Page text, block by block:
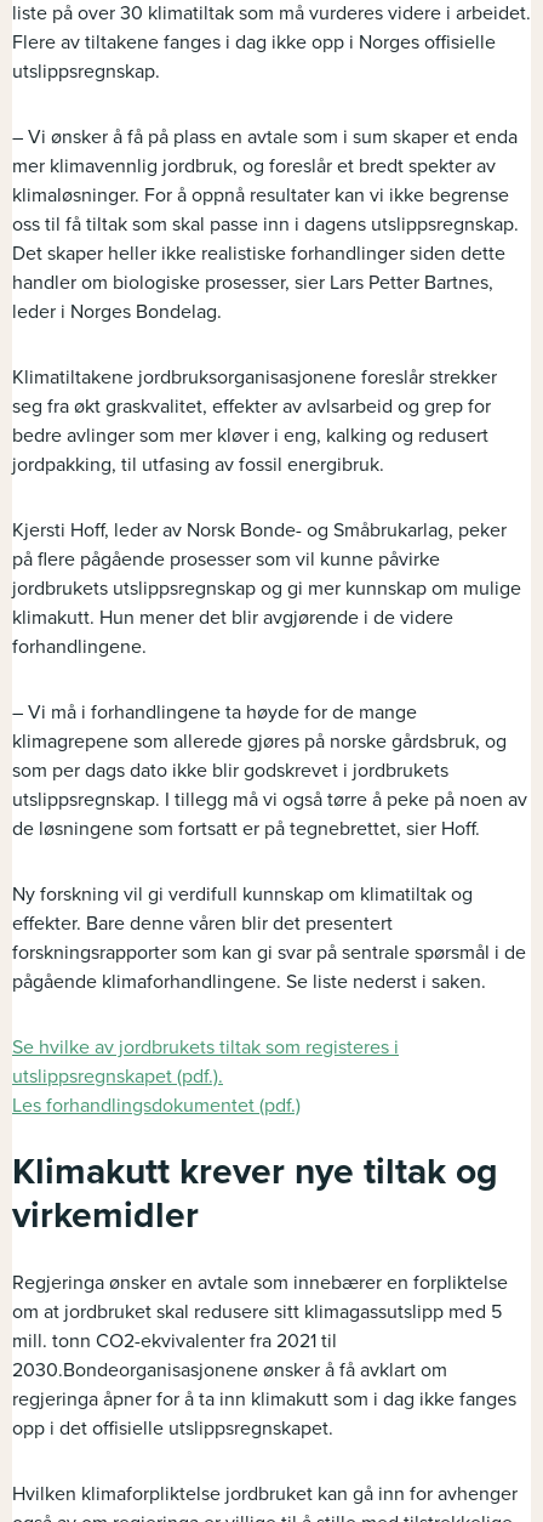
liste på over 30 klimatiltak som må vurderes videre i arbeidet.
Flere av tiltakene fanges i dag ikke opp i Norges offisielle
utslippsregnskap.
– Vi ønsker å få på plass en avtale som i sum skaper et enda
mer klimavennlig jordbruk, og foreslår et bredt spekter av
klimaløsninger. For å oppnå resultater kan vi ikke begrense
oss til få tiltak som skal passe inn i dagens utslippsregnskap.
Det skaper heller ikke realistiske forhandlinger siden dette
handler om biologiske prosesser, sier Lars Petter Bartnes,
leder i Norges Bondelag.
Klimatiltakene jordbruksorganisasjonene foreslår strekker
seg fra økt graskvalitet, effekter av avlsarbeid og grep for
bedre avlinger som mer kløver i eng, kalking og redusert
jordpakking, til utfasing av fossil energibruk.
Kjersti Hoff, leder av Norsk Bonde- og Småbrukarlag, peker
på flere pågående prosesser som vil kunne påvirke
jordbrukets utslippsregnskap og gi mer kunnskap om mulige
klimakutt. Hun mener det blir avgjørende i de videre
forhandlingene.
– Vi må i forhandlingene ta høyde for de mange
klimagrepene som allerede gjøres på norske gårdsbruk, og
som per dags dato ikke blir godskrevet i jordbrukets
utslippsregnskap. I tillegg må vi også tørre å peke på noen av
de løsningene som fortsatt er på tegnebrettet, sier Hoff.
Ny forskning vil gi verdifull kunnskap om klimatiltak og
effekter. Bare denne våren blir det presentert
forskningsrapporter som kan gi svar på sentrale spørsmål i de
pågående klimaforhandlingene. Se liste nederst i saken.
Se hvilke av jordbrukets tiltak som registeres i
utslippsregnskapet (pdf.).
Les forhandlingsdokumentet (pdf.)
Klimakutt krever nye tiltak og
virkemidler
Regjeringa ønsker en avtale som innebærer en forpliktelse
om at jordbruket skal redusere sitt klimagassutslipp med 5
mill. tonn CO2-ekvivalenter fra 2021 til
2030.Bondeorganisasjonene ønsker å få avklart om
regjeringa åpner for å ta inn klimakutt som i dag ikke fanges
opp i det offisielle utslippsregnskapet.
Hvilken klimaforpliktelse jordbruket kan gå inn for avhenger